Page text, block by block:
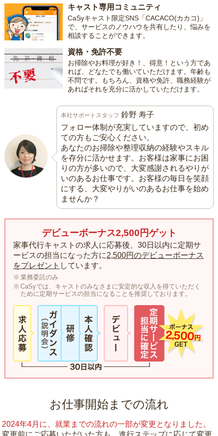
キャスト専用コミュニティ
CaSyキャスト限定SNS「CACACO(カカコ)」
で、サービスのノウハウを共有したり、悩みを
相談することができます。
資格・免許不要
お掃除やお料理が好き！、得意！という方であ
れば、どなたでも働いていただけます。年齢も
不問です。もちろん、資格や免許、職務経験が
あればそれを充分に活かしていただけます。
本社サポートスタッフ 鈴野 寿子
フォロー体制が充実していますので、初め
ての方もご安心ください。
あなたのお掃除や整理収納の経験やスキル
を存分に活かせます。お客様は家事にお困
りの方が多いので、大変感謝されるやりが
いのあるお仕事です。お客様の毎日を笑顔
にする、大変やりがいのあるお仕事を始め
ませんか？
デビューボーナス2,500円ゲット
家事代行キャストの求人に応募後、30日以内に定期サ
ービスの担当になった方に2,500円のデビューボーナス
をプレゼント しています。
業務委託のみ
CaSyでは、キャストのみなさまに安定的な収入を得ていただく
ために定期サービスの担当になることを推奨しております。
お仕事開始までの流れ
2024年4月に、就業までの流れの一部が変更となりました。
変更前にご応募いただいた方も、進行ステップに応じて変更